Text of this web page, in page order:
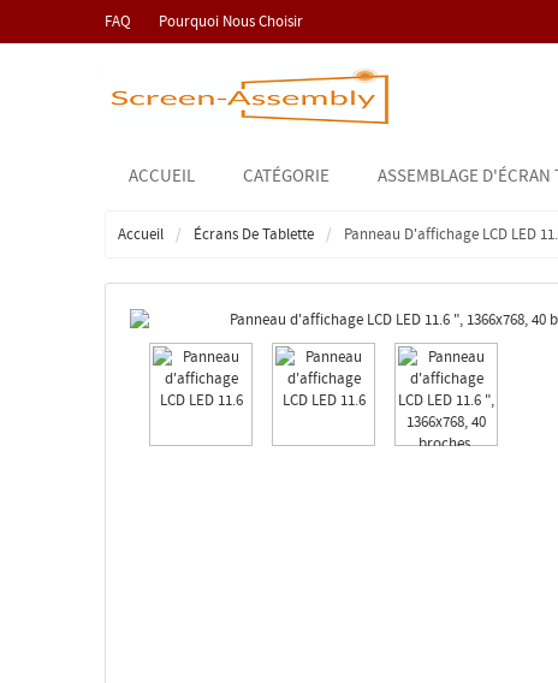
FAQ Pourquoi Nous Choisir
ACCUEIL CATÉGORIE ASSEMBLAGE D'ÉCRAN
Accueil Écrans De Tablette Panneau D'affichage LCD LED